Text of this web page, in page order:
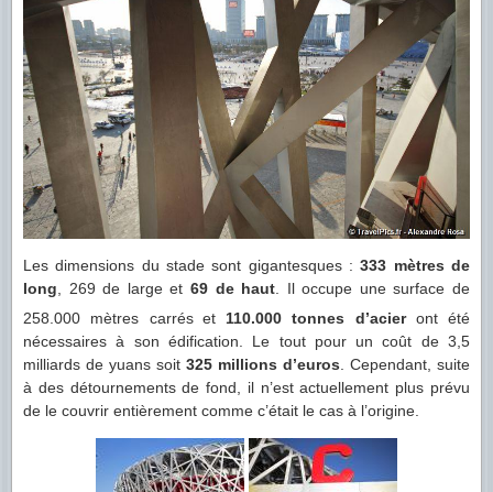
Les dimensions du stade sont gigantesques :333 mètres de
long , 269 de large et 69 de haut . Il occupe une surface de
258.000 mètres carrés et 110.000 tonnes d’acieront été
nécessaires à son édification. Le tout pour un coût de 3,5
milliards de yuans soit 325 millions d’euros . Cependant, suite
à des détournements de fond, il n’est actuellement plus prévu
de le couvrir entièrement comme c’était le cas à l’origine.